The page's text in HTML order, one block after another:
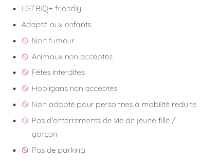
LGTBIQ+ friendly
Adapté aux enfants
Non fumeur
Animaux non acceptés
Fêtes interdites
Hooligans non acceptés
Non adapté pour personnes à mobilité reduite
Pas d'enterrements de vie de jeune fille /
garçon
Pas de parking